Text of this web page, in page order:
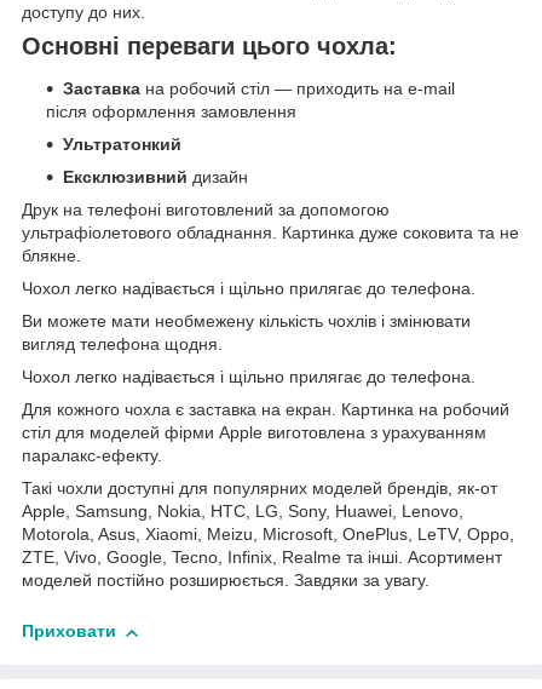
доступу до них.
Основні переваги цього чохла:
Заставка на робочий стіл — приходить на e-mail
після оформлення замовлення
Ультратонкий
Ексклюзивний дизайн
Друк на телефоні виготовлений за допомогою
ультрафіолетового обладнання. Картинка дуже соковита та не
блякне.
Чохол легко надівається і щільно прилягає до телефона.
Ви можете мати необмежену кількість чохлів і змінювати
вигляд телефона щодня.
Чохол легко надівається і щільно прилягає до телефона.
Для кожного чохла є заставка на екран. Картинка на робочий
стіл для моделей фірми Apple виготовлена з урахуванням
паралакс-ефекту.
Такі чохли доступні для популярних моделей брендів, як-от
Apple, Samsung, Nokia, HTC, LG, Sony, Huawei, Lenovo,
Motorola, Asus, Xiaomi, Meizu, Microsoft, OnePlus, LeTV, Oppo,
ZTE, Vivo, Google, Tecno, Infinix, Realme та інші. Асортимент
моделей постійно розширюється. Завдяки за увагу.
Приховати